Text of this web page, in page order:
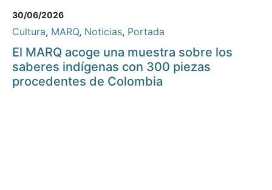
30/06/2026
Cultura, MARQ, Noticias, Portada
El MARQ acoge una muestra sobre los
saberes indígenas con 300 piezas
procedentes de Colombia